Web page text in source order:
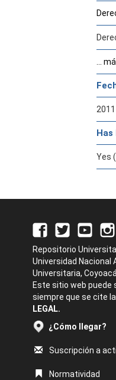
...
Has
Yes
Repositorio
Universidad Nacional
Universitaria,
Este sitio web puede
siempre que se cite
LEGAL.
¿Cómo llegar?
Suscripción a
Normatividad